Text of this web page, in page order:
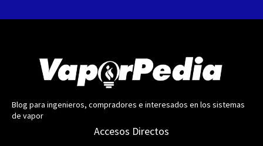
Blog para ingenieros, compradores e interesados en los sistemas
de vapor
Accesos Directos